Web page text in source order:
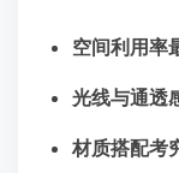
空间利用率
光线与通透
材质搭配考